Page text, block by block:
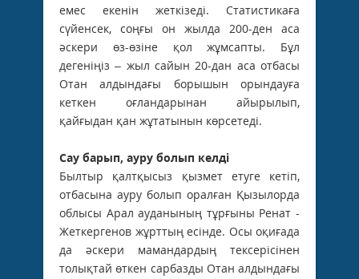
емес екенін жеткізеді. Статистикаға
сүйенсек, соңғы он жылда 200-ден аса
әскери өз-өзіне қол жұмсапты. Бұл
дегеніңіз – жыл сайын 20-дан аса отбасы
Отан алдындағы борышын орындауға
кеткен оғландарынан айырылып,
қайғыдан қан жұтатынын көрсетеді.
Сау барып, ауру болып келді
Былтыр қалтқысыз қызмет етуге кетіп,
отбасына ауру болып оралған Қызылорда
облысы Арал ауданының тұрғыны Ренат ­
Жеткергенов жұрттың есінде. Осы оқиғада
да әскери мамандардың тексерісінен
толықтай өткен сарбазды Отан алдындағы